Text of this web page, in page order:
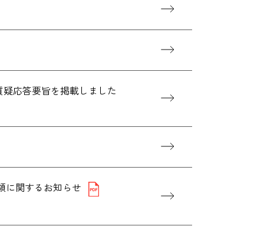
応答要旨を掲載しました
に関するお知らせ